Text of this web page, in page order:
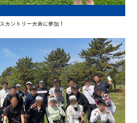
カントリー大会に参加！